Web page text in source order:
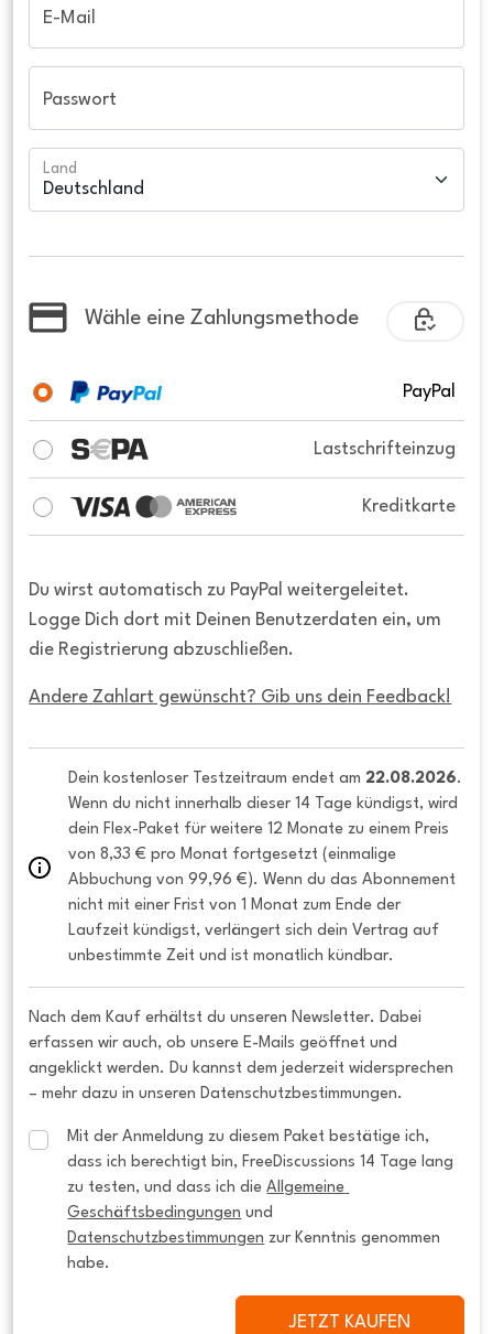
E-Mail
Passwort
Land
Wähle eine Zahlungsmethode
PayPal
Lastschrifteinzug
Kreditkarte
Du wirst automatisch zu PayPal weitergeleitet.
Logge Dich dort mit Deinen Benutzerdaten ein, um
die Registrierung abzuschließen.
Andere Zahlart gewünscht? Gib uns dein Feedback!
Dein kostenloser Testzeitraum endet am 22.08.2026.
Wenn du nicht innerhalb dieser 14 Tage kündigst, wird
dein Flex-Paket für weitere 12 Monate zu einem Preis
von 8,33 € pro Monat fortgesetzt (einmalige
Abbuchung von 99,96 €). Wenn du das Abonnement
nicht mit einer Frist von 1 Monat zum Ende der
Laufzeit kündigst, verlängert sich dein Vertrag auf
unbestimmte Zeit und ist monatlich kündbar.
Nach dem Kauf erhältst du unseren Newsletter. Dabei
erfassen wir auch, ob unsere E-Mails geöffnet und
angeklickt werden. Du kannst dem jederzeit widersprechen
– mehr dazu in unseren Datenschutzbestimmungen.
Mit der Anmeldung zu diesem Paket bestätige ich,
dass ich berechtigt bin, FreeDiscussions 14 Tage lang
zu testen, und dass ich die Allgemeine
Geschäftsbedingungen
Datenschutzbestimmungen zur Kenntnis genommen
habe.
JETZT KAUFEN